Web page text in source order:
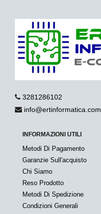
3281286102
info@ertinformatica.com
INFORMAZIONI UTILI
Metodi Di Pagamento
Garanzie Sull'acquisto
Chi Siamo
Reso Prodotto
Metodi Di Spedizione
Condizioni Generali